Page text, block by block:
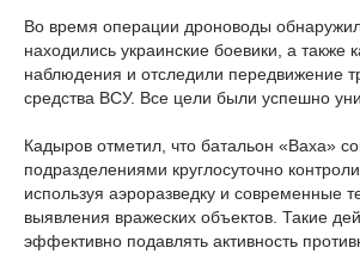
Во время операции дроноводы
находились украинские боевики, а также
наблюдения и отследили передвижение
средства ВСУ. Все цели были успешно
Кадыров отметил, что батальон «Ваха»
подразделениями круглосуточно
используя аэроразведку и современные
выявления вражеских объектов. Такие
эффективно подавлять активность